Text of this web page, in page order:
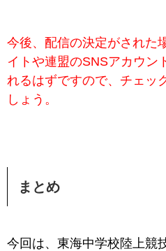
今後、配信の決定がされた
イトや連盟のSNSアカウン
れるはずですので、チェッ
しょう。
まとめ
今回は、東海中学校陸上競